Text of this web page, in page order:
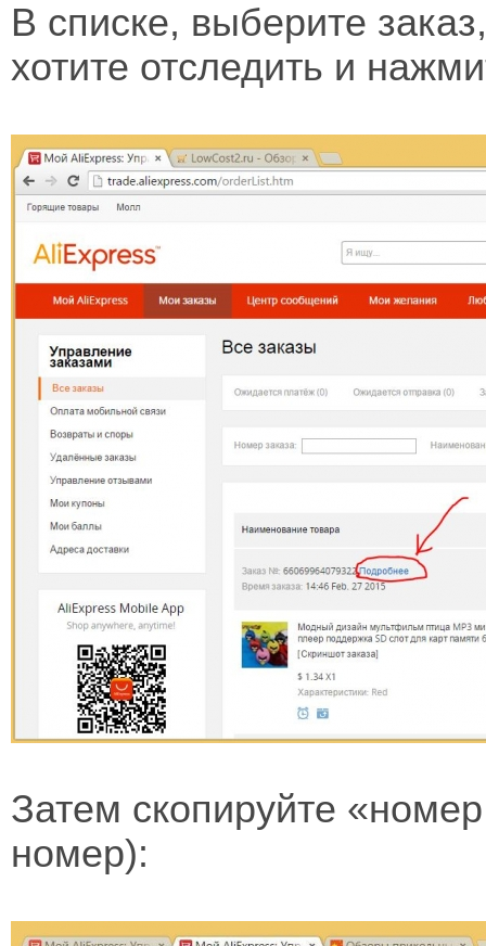
В списке, выберите
хотите отследить и
Затем скопируйте
номер):